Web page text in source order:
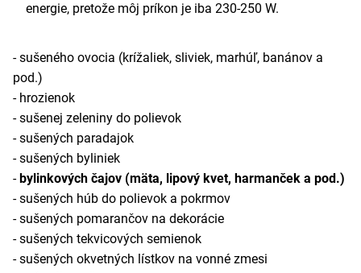
energie, pretože môj príkon je iba 230-250 W.
- sušeného ovocia (krížaliek, sliviek, marhúľ, banánov a
pod.)
- hrozienok
- sušenej zeleniny do polievok
- sušených paradajok
- sušených byliniek
-bylinkových čajov (mäta, lipový kvet, harmanček a pod.)
- sušených húb do polievok a pokrmov
- sušených pomarančov na dekorácie
- sušených tekvicových semienok
- sušených okvetných lístkov na vonné zmesi